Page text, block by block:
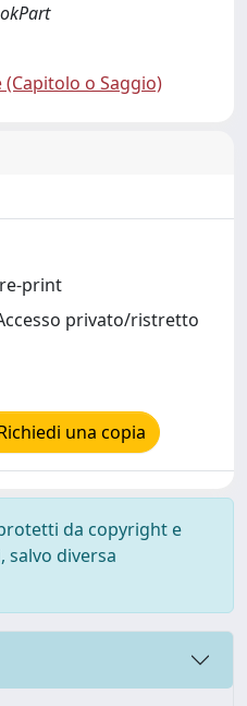
o Saggio)
print
privato/ristretto
una copia
da copyright e
diversa